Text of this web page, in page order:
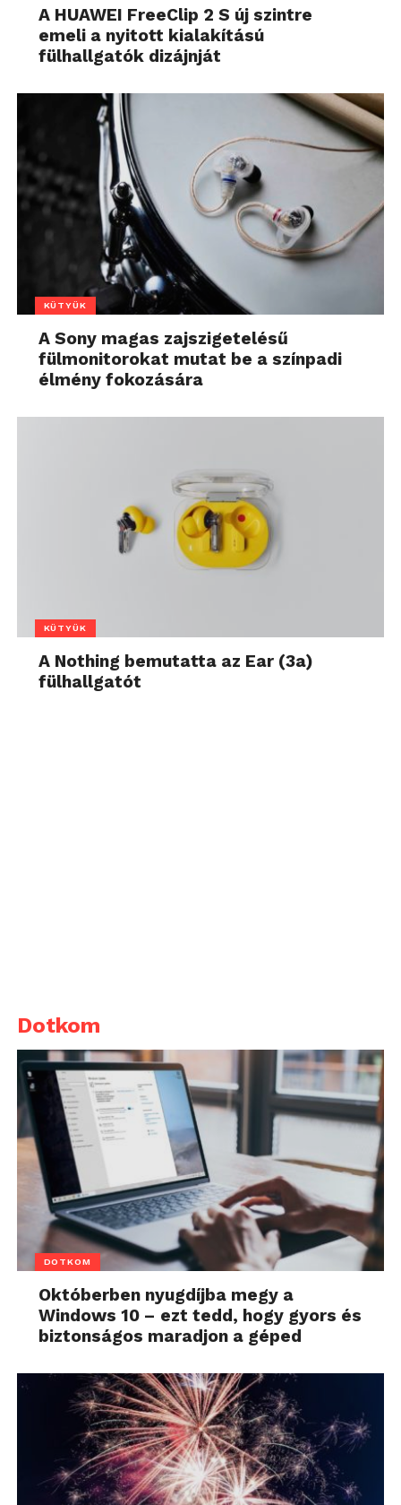
A HUAWEI FreeClip 2 S új szintre
emeli a nyitott kialakítású
fülhallgatók dizájnját
KÜTYÜK
A Sony magas zajszigetelésű
fülmonitorokat mutat be a színpadi
élmény fokozására
KÜTYÜK
A Nothing bemutatta az Ear (3a)
fülhallgatót
Dotkom
DOTKOM
Októberben nyugdíjba megy a
Windows 10 – ezt tedd, hogy gyors és
biztonságos maradjon a géped